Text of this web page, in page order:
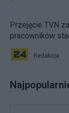
Przejęcie TVN
pracowników
Redakcja